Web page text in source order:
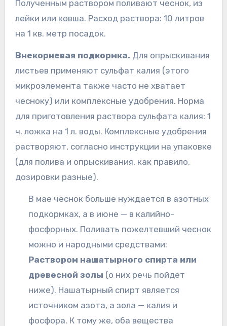
Полученным раствором поливают чеснок, из
лейки или ковша. Расход раствора: 10 литров
на 1 кв. метр посадок.
Внекорневая подкормка. Для опрыскивания
листьев применяют сульфат калия (этого
микроэлемента также часто не хватает
чесноку) или комплексные удобрения. Норма
для приготовления раствора сульфата калия: 1
ч. ложка на 1 л. воды. Комплексные удобрения
растворяют, согласно инструкции на упаковке
(для полива и опрыскивания, как правило,
дозировки разные).
В мае чеснок больше нуждается в азотных
подкормках, а в июне — в калийно-
фосфорных. Поливать пожелтевший чеснок
можно и народными средствами:
Раствором нашатырного спирта или
древесной золы (о них речь пойдет
ниже). Нашатырный спирт является
источником азота, а зола — калия и
фосфора. К тому же, оба вещества